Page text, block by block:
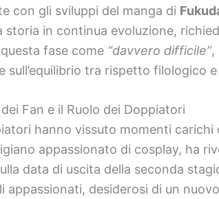
con gli sviluppi del manga di
storia in continua evoluzione,
fase come “davvero difficile”,
sull’equilibrio tra rispetto filologico
Fan e il Ruolo dei Doppiatori
hanno vissuto momenti
appassionato di cosplay, ha
data di uscita della seconda
appassionati, desiderosi di un